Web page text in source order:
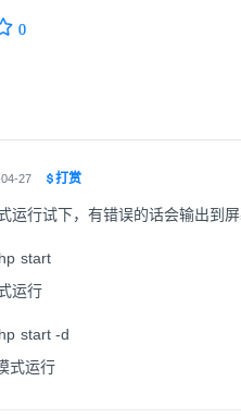
0
27 打赏
运行试下，有错误的话会输出到
start
运行
start -d
式运行